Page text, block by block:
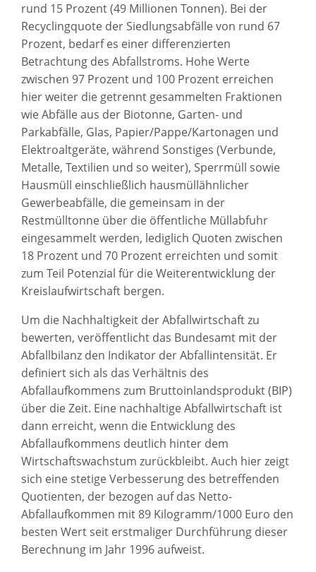
rund 15 Prozent (49 Millionen Tonnen). Bei der
Recyclingquote der Siedlungsabfälle von rund 67
Prozent, bedarf es einer differenzierten
Betrachtung des Abfallstroms. Hohe Werte
zwischen 97 Prozent und 100 Prozent erreichen
hier weiter die getrennt gesammelten Fraktionen
wie Abfälle aus der Biotonne, Garten- und
Parkabfälle, Glas, Papier/Pappe/Kartonagen und
Elektroaltgeräte, während Sonstiges (Verbunde,
Metalle, Textilien und so weiter), Sperrmüll sowie
Hausmüll einschließlich hausmüllähnlicher
Gewerbeabfälle, die gemeinsam in der
Restmülltonne über die öffentliche Müllabfuhr
eingesammelt werden, lediglich Quoten zwischen
18 Prozent und 70 Prozent erreichten und somit
zum Teil Potenzial für die Weiterentwicklung der
Kreislaufwirtschaft bergen.
Um die Nachhaltigkeit der Abfallwirtschaft zu
bewerten, veröffentlicht das Bundesamt mit der
Abfallbilanz den Indikator der Abfallintensität. Er
definiert sich als das Verhältnis des
Abfallaufkommens zum Bruttoinlandsprodukt (BIP)
über die Zeit. Eine nachhaltige Abfallwirtschaft ist
dann erreicht, wenn die Entwicklung des
Abfallaufkommens deutlich hinter dem
Wirtschaftswachstum zurückbleibt. Auch hier zeigt
sich eine stetige Verbesserung des betreffenden
Quotienten, der bezogen auf das Netto-
Abfallaufkommen mit 89 Kilogramm/1000 Euro den
besten Wert seit erstmaliger Durchführung dieser
Berechnung im Jahr 1996 aufweist.